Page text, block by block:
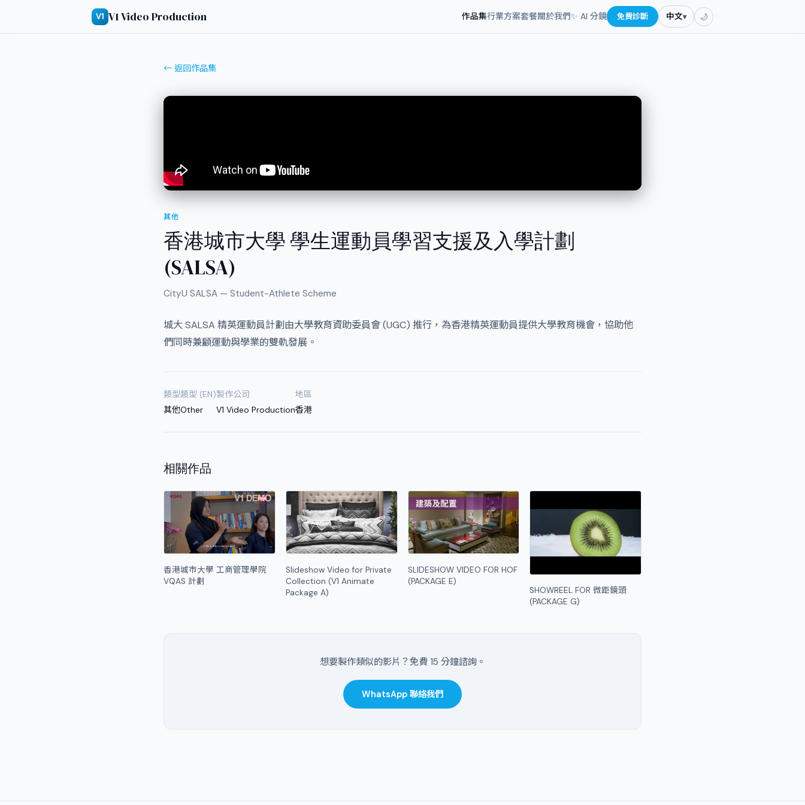
V1 V1 Video Production 作品集行業方案套餐關於我們✨ AI 分鏡 免費診斷 中文▾ 🌙
← 返回作品集
其他
香港城市大學 學生運動員學習支援及入學計劃
(SALSA)
CityU SALSA — Student-Athlete Scheme
城大 SALSA 精英運動員計劃由大學教育資助委員會 (UGC) 推行，為香港精英運動員提供大學教育機會，協助他
們同時兼顧運動與學業的雙軌發展。
類型
其他
類型 (EN)
Other
製作公司
V1 Video Production
地區
香港
相關作品
香港城市大學 工商管理學院
VQAS 計劃
Slideshow Video for Private
Collection (V1 Animate
Package A)
SLIDESHOW VIDEO FOR HOF
(PACKAGE E)
SHOWREEL FOR 微距鏡頭
(PACKAGE G)
想要製作類似的影片？免費 15 分鐘諮詢。
WhatsApp 聯絡我們